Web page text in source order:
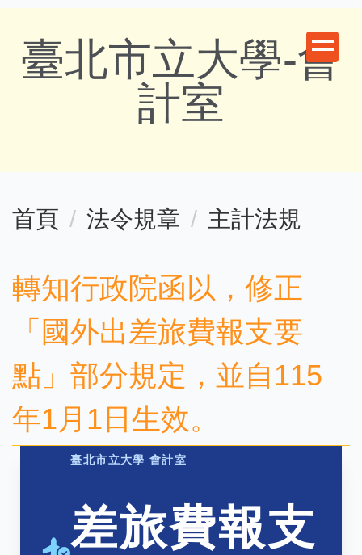
到
區
臺北市立大學-會
計室
首頁 法令規章 主計法規
轉知行政院函以，修正
「國外出差旅費報支要
點」部分規定，並自115
年1月1日生效。
臺北市立大學 會計室
差旅費報支